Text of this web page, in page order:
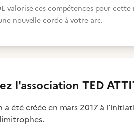
valorise ces compétences pour
nouvelle corde à votre arc.
l'association TED
a été créée en mars 2017 à